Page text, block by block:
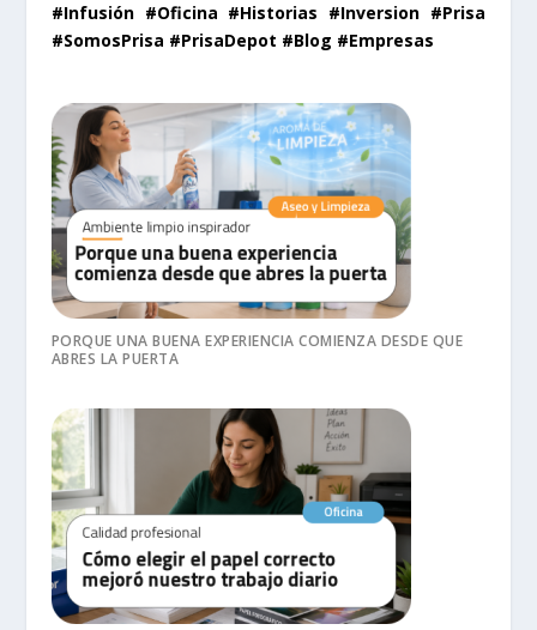
#Infusión #Oficina #Historias #Inversion #Prisa
#SomosPrisa #PrisaDepot #Blog #Empresas
PORQUE UNA BUENA EXPERIENCIA COMIENZA DESDE QUE
ABRES LA PUERTA